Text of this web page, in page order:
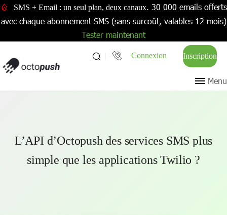
SMS + Email : un seul plan, deux canaux. 30 000 emails offerts
avec chaque abonnement SMS (sans surcoût, valables 12 mois)
Tester maintenant
Connexion Inscription
Menu
L’API d’Octopush des services SMS plus
simple que les applications Twilio ?